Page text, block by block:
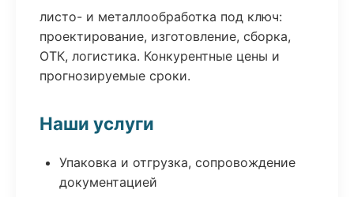
листо- и металлообработка под ключ:
проектирование, изготовление, сборка,
ОТК, логистика. Конкурентные цены и
прогнозируемые сроки.
Наши услуги
Упаковка и отгрузка, сопровождение
документацией